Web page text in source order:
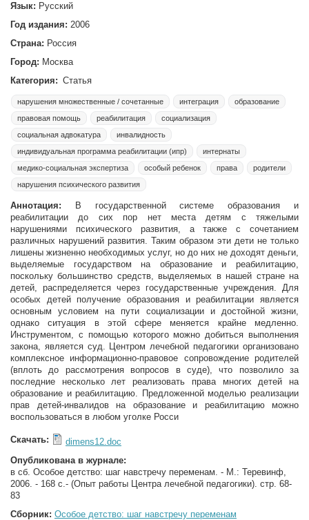
Язык: Русский
Год издания: 2006
Страна: Россия
Город: Москва
Категория: Статья
нарушения множественные / сочетанные интеграция
образование
правовая помощь
реабилитация
социализация
социальная адвокатура
инвалидность
индивидуальная программа реабилитации (ипр)
интернаты
медико-социальная экспертиза
особый ребенок права
родители
нарушения психического развития
Аннотация: В государственной системе образования и
реабилитации до сих пор нет места детям с тяжелыми
нарушениями психического развития, а также с сочетанием
различных нарушений развития. Таким образом эти дети не только
лишены жизненно необходимых услуг, но до них не доходят деньги,
выделяемые государством на образование и реабилитацию,
поскольку большинство средств, выделяемых в нашей стране на
детей, распределяется через государственные учреждения. Для
особых детей получение образования и реабилитации является
основным условием на пути социализации и достойной жизни,
однако ситуация в этой сфере меняется крайне медленно.
Инструментом, с помощью которого можно добиться выполнения
закона, является суд. Центром лечебной педагогики организовано
комплексное информационно-правовое сопровождение родителей
(вплоть до рассмотрения вопросов в суде), что позволило за
последние несколько лет реализовать права многих детей на
образование и реабилитацию. Предложенной моделью реализации
прав детей-инвалидов на образование и реабилитацию можно
воспользоваться в любом уголке Росси
Скачать:
dimens12.doc
Опубликована в журнале:
в сб. Особое детство: шаг навстречу переменам. - М.: Теревинф,
2006. - 168 с.- (Опыт работы Центра лечебной педагогики). стр. 68-
83
Сборник: Особое детство: шаг навстречу переменам